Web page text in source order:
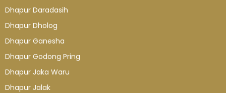
Dhapur Daradasih
Dhapur Dholog
Dhapur Ganesha
Dhapur Godong Pring
Dhapur Jaka Waru
Dhapur Jalak